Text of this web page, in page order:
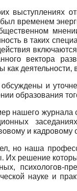
выступлениях
временем
в таких
вектора
как
и
образования
нашего журнала
и кадровому
но наша
решение
психологов-
науке и